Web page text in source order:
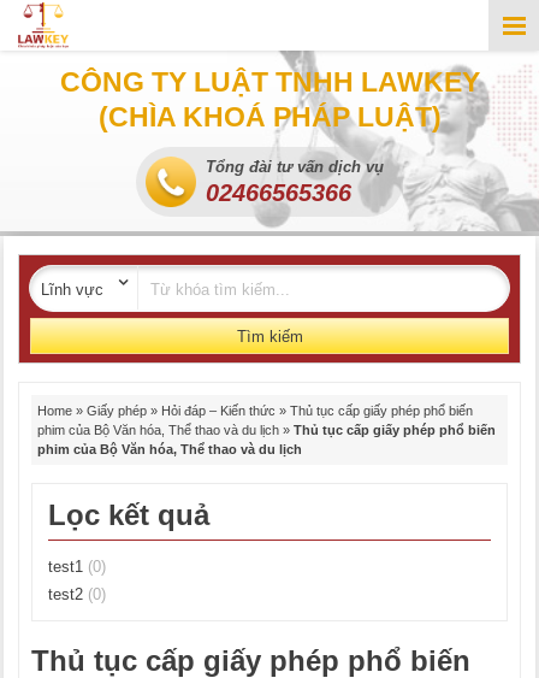
CÔNG TY LUẬT TNHH LAWKEY
(CHÌA KHOÁ PHÁP LUẬT)
Tổng đài tư vấn dịch vụ
02466565366
Tìm kiếm
Home » Giấy phép » Hỏi đáp – Kiến thức » Thủ tục cấp giấy phép phổ biến
phim của Bộ Văn hóa, Thể thao và du lịch » Thủ tục cấp giấy phép phổ biến
phim của Bộ Văn hóa, Thể thao và du lịch
Lọc kết quả
test1 (0)
test2 (0)
Thủ tục cấp giấy phép phổ biến